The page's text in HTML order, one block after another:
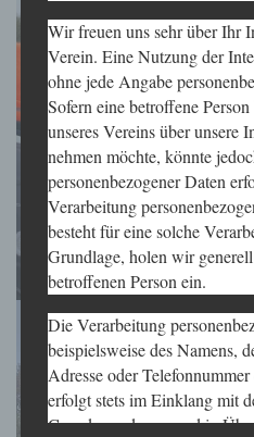
Wir freuen uns sehr über Ihr
Verein. Eine Nutzung der
ohne jede Angabe
Sofern eine betroffene
unseres Vereins über unsere
nehmen möchte, könnte
personenbezogener Daten
Verarbeitung
besteht für eine solche
Grundlage, holen wir
betroffenen Person ein.
Die Verarbeitung
beispielsweise des Namens,
Adresse oder
erfolgt stets im Einklang mit
Grundverordnung und in